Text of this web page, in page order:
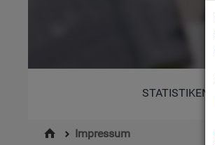
STATISTIKEN
Impressum